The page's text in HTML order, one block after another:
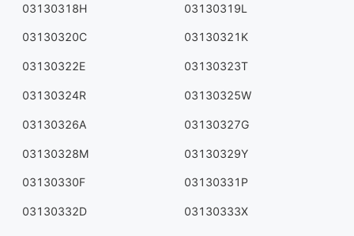
03130318H 03130319L
03130320C 03130321K
03130322E 03130323T
03130324R 03130325W
03130326A 03130327G
03130328M 03130329Y
03130330F 03130331P
03130332D 03130333X